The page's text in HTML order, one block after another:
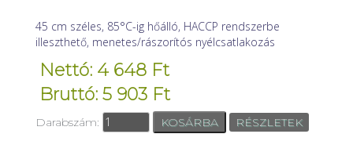
45 cm széles, 85°C-ig hőálló, HACCP rendszerbe
illeszthető, menetes/rászorítós nyélcsatlakozás
Nettó: 4 648 Ft
Bruttó: 5 903 Ft
Darabszám: RÉSZLETEK